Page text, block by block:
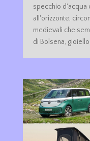
specchio d'acqua
all'orizzonte,
medievali che
di Bolsena,